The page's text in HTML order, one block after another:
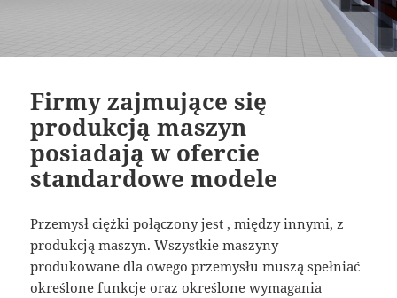
Firmy zajmujące się
produkcją maszyn
posiadają w ofercie
standardowe modele
Przemysł ciężki połączony jest , między innymi, z
produkcją maszyn. Wszystkie maszyny
produkowane dla owego przemysłu muszą spełniać
określone funkcje oraz określone wymagania